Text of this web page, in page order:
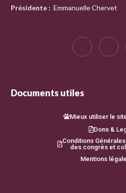
Présidente : Emmanuelle Chervet
Documents utiles
Mieux utiliser le
Dons &
Conditions
des congrès et
Mentions